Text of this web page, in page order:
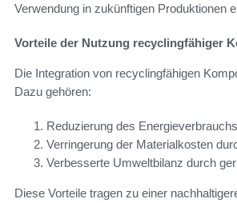
Verwendung in zukünftigen Produktionen
Vorteile der Nutzung recyclingfähiger
Die Integration von recyclingfähigen
Dazu gehören:
Reduzierung des
Verringerung der Materialkosten
Verbesserte Umweltbilanz durch
Diese Vorteile tragen zu einer